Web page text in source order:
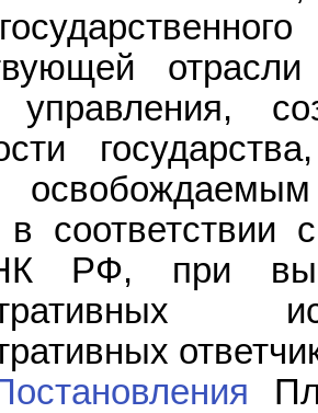
управления,
соответствии
РФ, при